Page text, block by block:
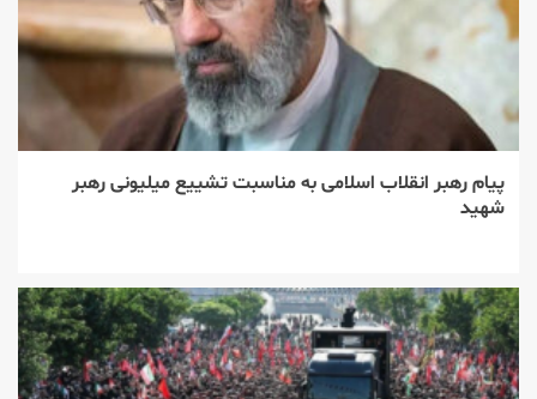
پیام رهبر انقلاب اسلامی به مناسبت تشییع میلیونی رهبر
شهید